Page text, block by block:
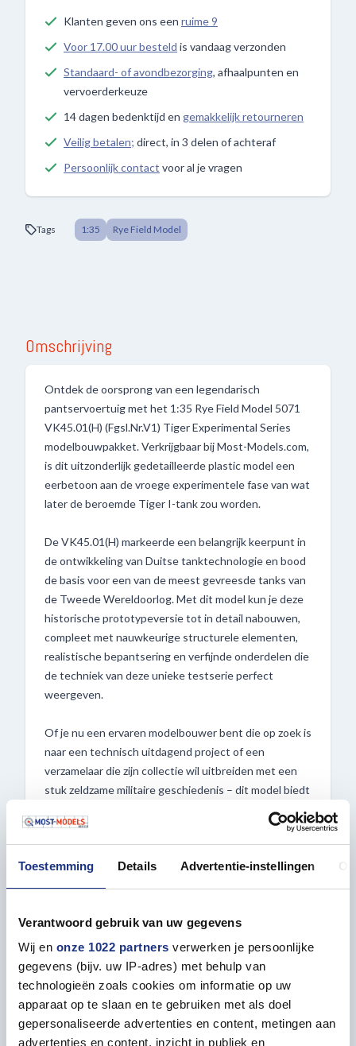
Toestemming Details Advertentie-instellingen
Verantwoord gebruik van uw gegevens
Wij en onze 1022 partners verwerken je persoonlijke
gegevens (bijv. uw IP-adres) met behulp van
technologieën zoals cookies om informatie op uw
apparaat op te slaan en te gebruiken met als doel
gepersonaliseerde advertenties en content, metingen aan
advertenties en content, inzicht in publiek en
Klanten geven ons een ruime 9
Voor 17.00 uur besteld is vandaag verzonden
Standaard- of avondbezorging, afhaalpunten en
vervoerderkeuze
14 dagen bedenktijd en gemakkelijk retourneren
Veilig betalen; direct, in 3 delen of achteraf
Persoonlijk contact voor al je vragen
Tags 1:35 Rye Field Model
Omschrijving
Ontdek de oorsprong van een legendarisch
pantservoertuig met het 1:35 Rye Field Model 5071
VK45.01(H) (Fgsl.Nr.V1) Tiger Experimental Series
modelbouwpakket. Verkrijgbaar bij Most-Models.com,
is dit uitzonderlijk gedetailleerde plastic model een
eerbetoon aan de vroege experimentele fase van wat
later de beroemde Tiger I-tank zou worden.
De VK45.01(H) markeerde een belangrijk keerpunt in
de ontwikkeling van Duitse tanktechnologie en bood
de basis voor een van de meest gevreesde tanks van
de Tweede Wereldoorlog. Met dit model kun je deze
historische prototypeversie tot in detail nabouwen,
compleet met nauwkeurige structurele elementen,
realistische bepantsering en verfijnde onderdelen die
de techniek van deze unieke testserie perfect
weergeven.
Of je nu een ervaren modelbouwer bent die op zoek is
naar een technisch uitdagend project of een
verzamelaar die zijn collectie wil uitbreiden met een
stuk zeldzame militaire geschiedenis – dit model biedt
Models.com geniet je van snelle levering, uitstekende
klantenservice en een passie voor kwaliteit die jouw
bouwproject naar een hoger niveau tilt.
voeg dit unieke prototype toe aan je collectie. Bestel
vandaag nog het 1:35 Rye Field Model 5071
VK45.01(H) (Fgsl.Nr.V1) Tiger Experimental Series bij
Most-Models.com en beleef de fascinerende wereld
van militaire innovatie in miniatuurvorm.
Kenmerken: